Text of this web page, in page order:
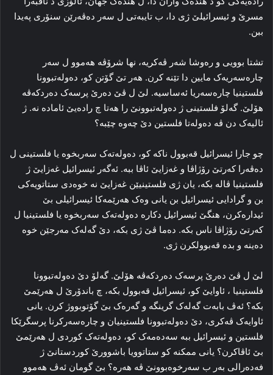
مسرێ و ئیسرائیلێ ژی دا، ب تایبەتی ل سەر ده‌ڤه‌رێن سنۆری پەیدا
ببن.
تشتا بوویی و ره‌وشا شه‌ر ڤه‌کریه‌، نها شرۆڤه‌ هه‌موو ل سه‌ر
چاره‌سه‌ریه‌ک مایین دا تێنه‌ کرن. هه‌ر تێ گۆتن کو، ده‌وله‌تبوونا
فلستینیا چاره‌سه‌ریا ئه‌ساسیه‌. لێ ل ڤێ ده‌رێ پرسه‌ک ده‌ردکه‌ڤه‌
هۆلێ. گه‌لۆ فلستینی ژ ده‌وله‌تبوونێ را هه‌تا چ راده‌یێ ئاماده‌ نه‌. ژ
ئالیه‌ک دن ڤه‌ ده‌وله‌تا فلستین دێ چه‌وه‌ چێبه‌؟
چو جارا ئیسرائیل قه‌بوول ناکه‌ کو، ده‌وله‌ته‌ک سه‌ربخوه‌ یا فلستینی ل
ده‌ڤه‌را کەرتێ رۆژاڤا و غه‌زایێ ئاڤا ببە. ئه‌گه‌ر ئیسرائیل غه‌زایێ ژ
فلستینیا ڤاله‌ بکه‌، یان ژی فلستینیێن غه‌زایێ نه‌ خوه‌دی ستاتویه‌کی
بن و گرادایی ئیسرائیل بن یانی وه‌ک هه‌رێمه‌کا ئیسرائیلی بێ
ئیداره‌کرن، هنگێ ئیسرائیل دکاره‌ ده‌وله‌ته‌ک سه‌ربخوه‌ یا فلستینیا ل
کەرتێ رۆژاڤا ناس بکه‌. ده‌ما ڤێ ژی بکه‌، دێ گه‌له‌ک مه‌رجێن خوه‌
ده‌ینە و بده‌ قه‌بوولکرن ژی.
لێ ل ڤێ ده‌رێ پرسه‌ک ده‌ردکەڤه‌ هۆلێ. گه‌لۆ دێ ده‌وله‌تبوونا
فلستینیا ، ئاوایێ کو، ئیسرائیل قه‌بوول بکه‌، چ باندۆرێ ل هه‌رێمێ
بکە؟ ئه‌ڤ بابه‌ت گه‌له‌ک گرینگه‌ و گه‌ره‌ک بێ گۆتوبووژ کرن. یانی
ئاوایه‌ک ڤه‌کری، دێ ده‌وله‌تبوونا فلستینیان و چاره‌سه‌رکرنا پرسگرێکا
فلستین و ئیسرائیل ببه‌ سه‌ده‌مه‌ک کو، ده‌وله‌ته‌ک کوردی ل هه‌رێمێ
بێ ئاڤاکرن؟ یانی ممکنه‌ کو ستاتوویا باشوورێ کوردستانێ ژ
فه‌ده‌رالی به‌ر ب سه‌رخوه‌بوونێ ڤه‌ هه‌رە؟ بێ گومان ئه‌ڤ هه‌موو